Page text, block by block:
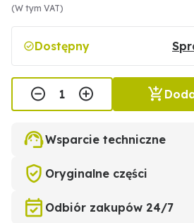
(W tym VAT)
Dostępny
Wsparcie techniczne
Oryginalne części
Odbiór zakupów 24/7